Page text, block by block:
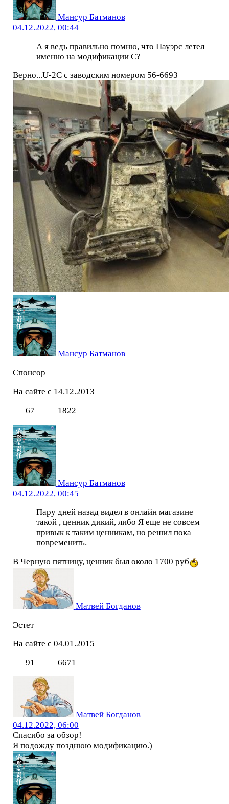
Мансур Батманов
04.12.2022, 00:44
А я ведь правильно помню, что Пауэрс летел
именно на модификации С?
Верно...U-2C с заводским номером 56-6693
Мансур Батманов
Спонсор
На сайте с 14.12.2013
67
1822
Мансур Батманов
04.12.2022, 00:45
Пару дней назад видел в онлайн магазине
такой , ценник дикий, либо Я еще не совсем
привык к таким ценникам, но решил пока
повременить.
В Черную пятницу, ценник был около 1700 руб
Матвей Богданов
Эстет
На сайте с 04.01.2015
91
6671
Матвей Богданов
04.12.2022, 06:00
Спасибо за обзор!
Я подожду позднюю модификацию.)